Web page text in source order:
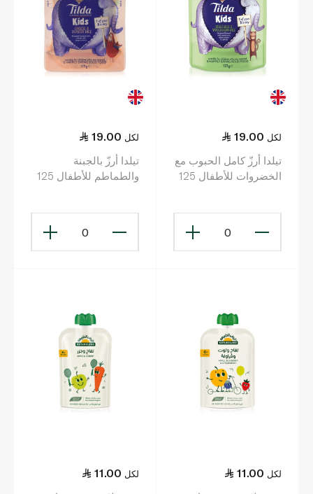
19.00 لكل
تيلدا أرزّ كامل الحبوب مع
الخضروات للأطفال 125
0
19.00 لكل
تيلدا أرزّ بالجبنة
والطماطم للأطفال 125
0
11.00 لكل 11.00 لكل